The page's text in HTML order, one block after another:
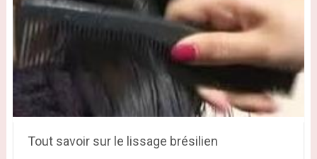
Tout savoir sur le lissage brésilien